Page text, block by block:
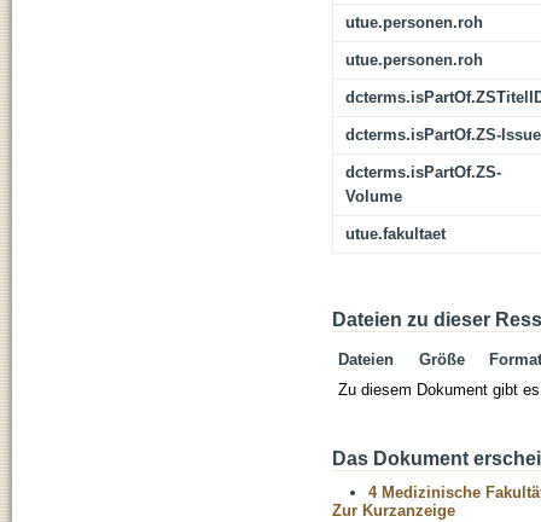
utue.personen.roh
utue.personen.roh
dcterms.isPartOf.ZS-Issue
dcterms.isPartOf.ZS-
Volume
utue.fakultaet
Dateien zu dieser
Dateien Größe
Format
Zu diesem Dokument gibt
Das Dokument
4 Medizinische
Zur Kurzanzeige